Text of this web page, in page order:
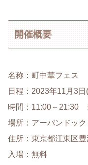
開催概要
名称：町中華フェス
日程：2023年11月3
時間：11:00～21:30
場所：アーバンドッ
住所：東京都江東区豊
入場：無料